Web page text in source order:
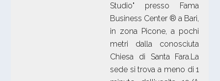
Studio" presso Fama
Business Center ® a Bari,
in zona Picone, a pochi
metri dalla conosciuta
Chiesa di Santa Fara.La
sede si trova a meno di 1